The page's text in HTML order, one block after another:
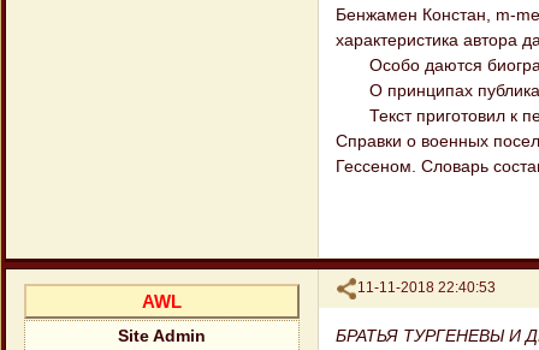
Бенжамен Констан, m-
характеристика автора
Особо даются
О принципах
Текст приготовил к
Справки о военных
Гессеном. Словарь
Поделиться
11-11-2018 22:40:53
AWL
Site Admin БРАТЬЯ ТУРГЕНЕВЫ И